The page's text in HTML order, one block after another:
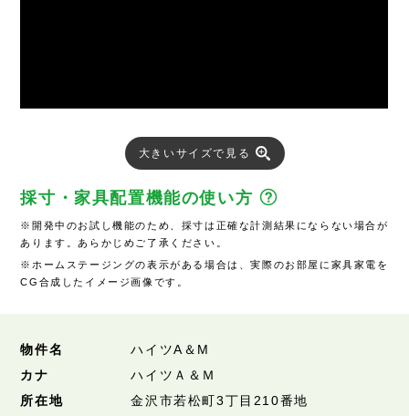
大きいサイズで見る
採寸・家具配置機能の使い方
※開発中のお試し機能のため、採寸は正確な計測結果にならない場合が
あります。あらかじめご了承ください。
※ホームステージングの表示がある場合は、実際のお部屋に家具家電を
CG合成したイメージ画像です。
物件名
ハイツA＆M
カナ
ハイツＡ＆Ｍ
所在地
金沢市若松町3丁目210番地